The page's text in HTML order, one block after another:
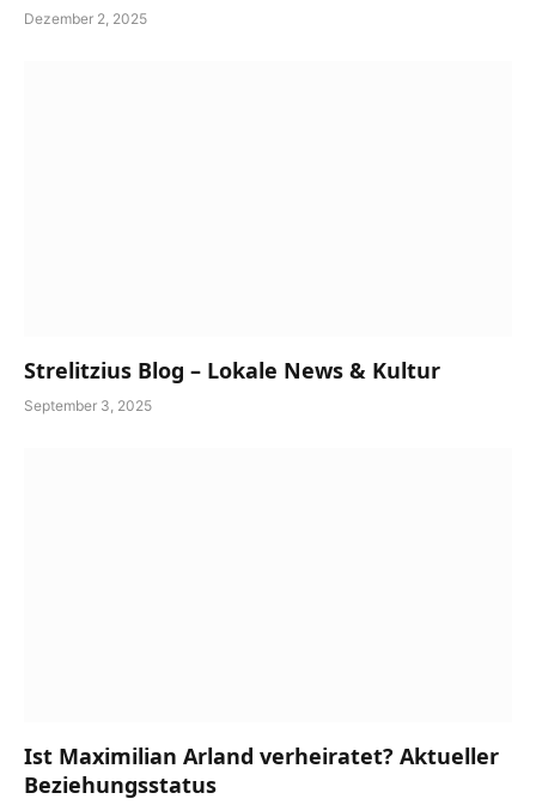
Dezember 2, 2025
Strelitzius Blog – Lokale News & Kultur
September 3, 2025
Ist Maximilian Arland verheiratet? Aktueller
Beziehungsstatus